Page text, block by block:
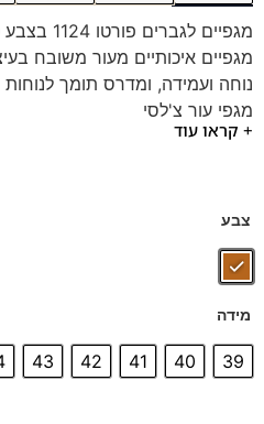
מגפיים איכותיים מעור משובח
נוחה ועמידה, ומדרס תומך
מגפי עור צ'לסי
+ קראו עוד
צבע
מידה
39
40
41
42
43